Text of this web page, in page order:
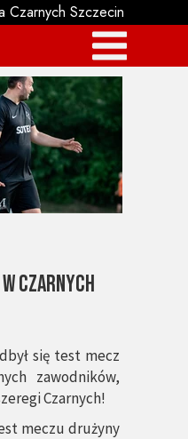
się test mecz
zawodników,
Czarnych!
meczu drużyny
czarnych
Czarnych Szczecin